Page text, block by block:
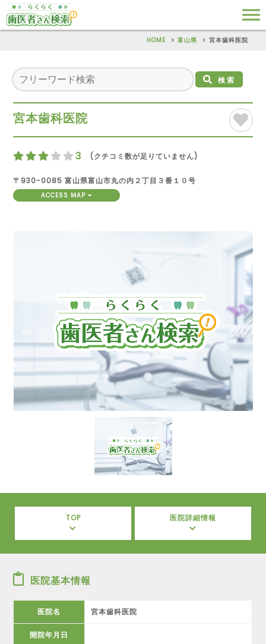
HOME 富山県 宮本歯科医院
検索
宮本歯科医院
3 (クチコミ数が足りていません)
〒930-0085 富山県富山市丸の内２丁目３番１０号
ACCESS MAP
TOP 医院詳細情報
医院基本情報
医院名 宮本歯科医院
開院年月日